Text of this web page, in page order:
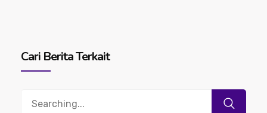
Cari Berita Terkait
Search